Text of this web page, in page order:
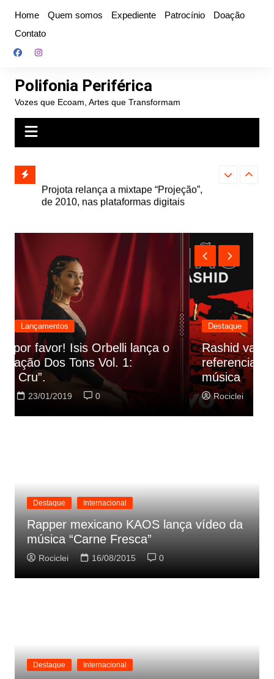
conteúdo
Home Quem somos Expediente Patrocínio
Doação
Contato
Polifonia Periférica
Vozes que Ecoam, Artes que Transformam
e abre
autoral,
de 2010, nas plataformas digitais
Farofa
Destaque Lançamentos
Rashid vai buscar nos HQs as
referencias do clipe de sua nova
música
Rociclei 22/01/2019
Destaque Internacional
Rapper mexicano KAOS lança vídeo da
música “Carne Fresca”
Rociclei 16/08/2015 0
Destaque Internacional